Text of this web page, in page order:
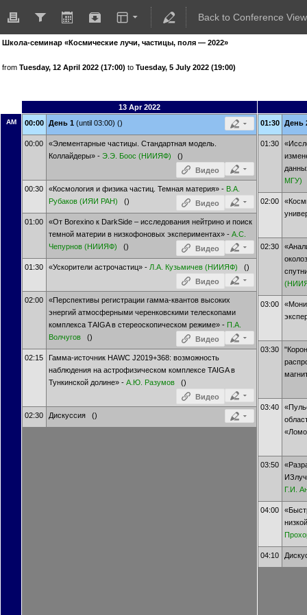
Back to Conference View
Школа-семинар «Космические лучи, частицы, поля — 2022»
from Tuesday, 12 April 2022 (17:00) to Tuesday, 5 July 2022 (19:00)
13 Apr 2022
AM 00:00 День 1 (until 03:00) ()
00:00
«Элементарные частицы. Стандартная модель.
Коллайдеры» - Э.Э. Боос (НИИЯФ)
()
Видео
00:30 «Космология и физика частиц. Темная материя» - В.А.
Рубаков (ИЯИ РАН) () Видео
01:00
«От Borexino к DarkSide – исследования нейтрино и поиск
темной материи в низкофоновых экспериментах» - А.С.
Чепурнов (НИИЯФ) () Видео
01:30 «Ускорители астрочастиц» - Л.А. Кузьмичев (НИИЯФ)
()
Видео
02:00
«Перспективы регистрации гамма-квантов высоких
энергий атмосферными черенковскими телескопами
комплекса ТAIGA в стереоскопическом режиме» - П.А.
Волчугов () Видео
02:15
Гамма-источник HAWC J2019+368: возможность
наблюдения на астрофизическом комплексе TAIGA в
Тункинской долине» - А.Ю. Разумов ()
Видео
02:30 Дискуссия ()
01:30 День
01:30
МГУ)
02:00
02:30
03:00
03:30
03:40
03:50
Г.И.
04:00
04:10